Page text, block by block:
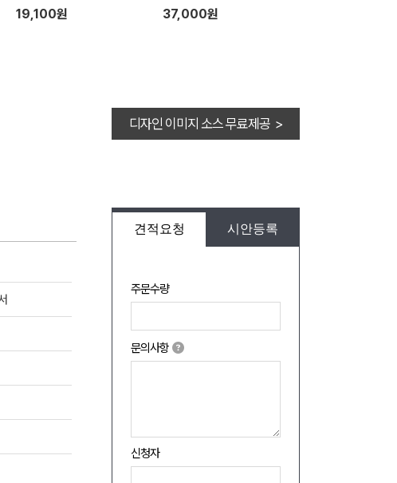
트 BK-1000SB
19,100원 37,000원
디자인 이미지 소스 무료제공 >
견적요청 시안등록
주문수량
문의사항
신청자